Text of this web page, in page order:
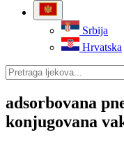
Srbija
Hrvatska
adsorbovana
konjugovana